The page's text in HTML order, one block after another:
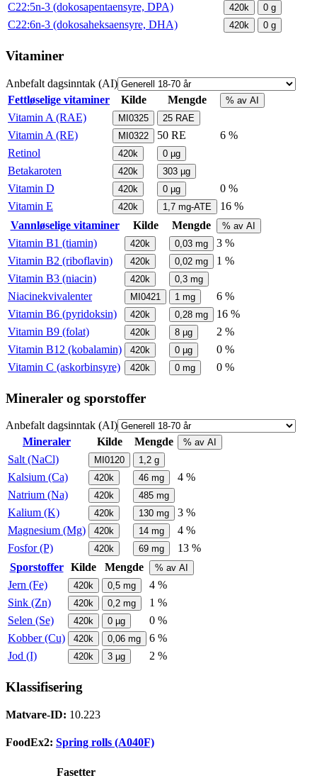
C22:5n-3 (dokosapentaensyre, DPA) 420k 0 g
C22:6n-3 (dokosaheksaensyre, DHA) 420k 0 g
Vitaminer
Anbefalt dagsinntak (AI)
Fettløselige vitaminer
Kilde Mengde % av AI
Vitamin A (RAE) MI0325 25 RAE
Vitamin A (RE) MI0322 50 RE
6 %
Retinol
420k 0 µg
Betakaroten 420k 303 µg
Vitamin D 420k 0 µg
0 %
Vitamin E
420k 1,7 mg-ATE
16 %
Vannløselige vitaminer
Kilde Mengde % av AI
Vitamin B1 (tiamin) 420k 0,03 mg
3 %
Vitamin B2 (riboflavin)
420k 0,02 mg
1 %
Vitamin B3 (niacin)
420k 0,3 mg
Niacinekvivalenter MI0421 1 mg
6 %
Vitamin B6 (pyridoksin)
420k 0,28 mg
16 %
Vitamin B9 (folat)
420k 8 µg
2 %
Vitamin B12 (kobalamin)
420k 0 µg
0 %
Vitamin C (askorbinsyre)
420k 0 mg 0 %
Mineraler og sporstoffer
Anbefalt dagsinntak (AI)
Mineraler
Kilde Mengde % av AI
Salt (NaCl) MI0120 1,2 g
Kalsium (Ca) 420k 46 mg
4 %
Natrium (Na)
420k 485 mg
Kalium (K) 420k 130 mg
3 %
Magnesium (Mg)
420k 14 mg
4 %
Fosfor (P)
420k 69 mg
13 %
Sporstoffer
Kilde Mengde % av AI
Jern (Fe) 420k 0,5 mg
4 %
Sink (Zn)
420k 0,2 mg
1 %
Selen (Se)
420k 0 µg
0 %
Kobber (Cu)
420k 0,06 mg
6 %
Jod (I)
420k 3 µg 2 %
Klassifisering
Matvare-ID: 10.223
FoodEx2: Spring rolls (A040F)
Fasetter